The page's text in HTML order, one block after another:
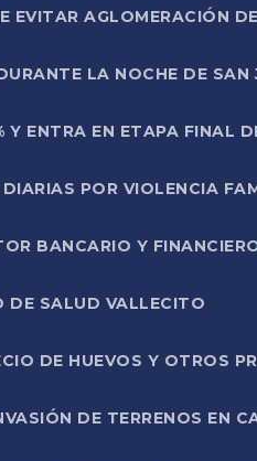
AGLOMERACIÓN
LA NOCHE DE SAN
Y ENTRA EN ETAPA FINAL
POR VIOLENCIA
BANCARIO Y
DE SALUD VALLECITO
DE HUEVOS Y OTROS
DE TERRENOS EN